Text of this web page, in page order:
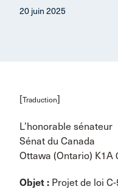
20 juin 2025
[Traduction]
L’honorable sénateur
Sénat du Canada
Ottawa (Ontario) K1A
Objet : Projet de loi C-